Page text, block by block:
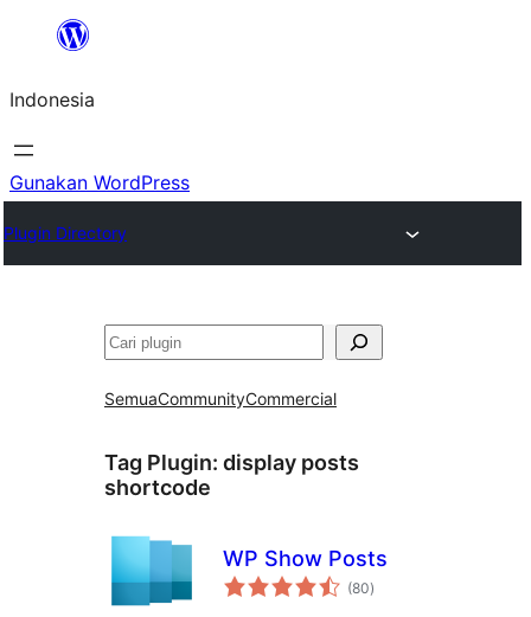
Lewati
konten
Indonesia
Gunakan WordPress
Plugin Directory
Cari
SemuaCommunityCommercial
Tag Plugin: display posts
shortcode
WP Show Posts
(80total
rating
)